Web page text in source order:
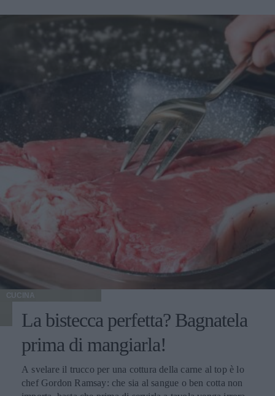
CUCINA
La bistecca perfetta? Bagnatela
prima di mangiarla!
A svelare il trucco per una cottura della carne al top è lo
chef Gordon Ramsay: che sia al sangue o ben cotta non